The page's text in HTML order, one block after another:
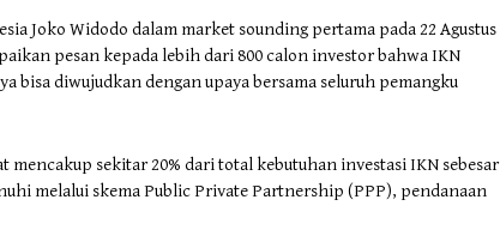
Joko Widodo dalam market sounding pertama pada 22 Agustus
pesan kepada lebih dari 800 calon investor bahwa IKN
bisa diwujudkan dengan upaya bersama seluruh pemangku
sekitar 20% dari total kebutuhan investasi IKN sebesar
melalui skema Public Private Partnership (PPP), pendanaan